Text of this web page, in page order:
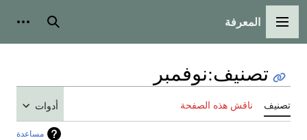
القائمة الرئيسية
المعرفة بحث
تصنيف:نوفمبر
تصنيف ناقش هذه الصفحة أدوات
مساعدة